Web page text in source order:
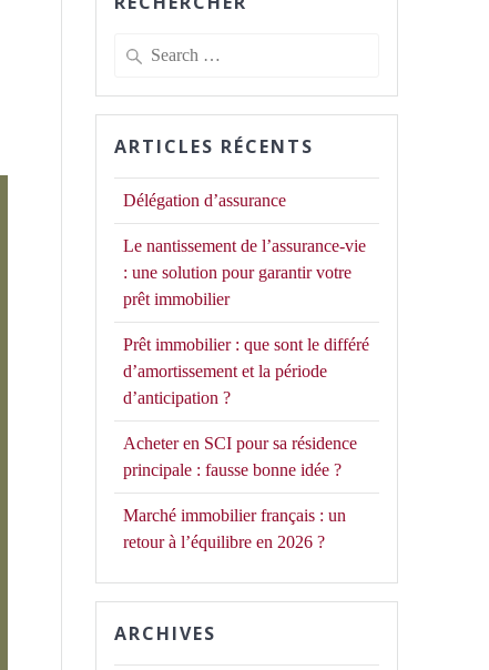
Search
ARTICLES RÉCENTS
Délégation d’assurance
Le nantissement de l’assurance-vie
: une solution pour garantir votre
prêt immobilier
Prêt immobilier : que sont le différé
d’amortissement et la période
d’anticipation ?
Acheter en SCI pour sa résidence
principale : fausse bonne idée ?
Marché immobilier français : un
retour à l’équilibre en 2026 ?
ARCHIVES